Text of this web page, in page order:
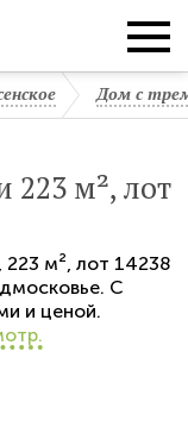
Дом с
м², лот
, 223 м², лот 14238
С
и ценой.